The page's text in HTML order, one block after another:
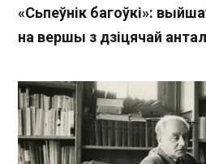
«Сьпеўнік багоўкі»:
на вершы з дзіцячай